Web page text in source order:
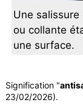
Une
ou collante
une surface.
Signification "
23/02/2026).